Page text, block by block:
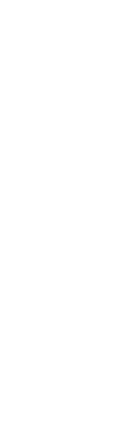
ームオペレーション
する
して成長させる
開発する
けにローンチする
化
る
る
ック
ター
ス